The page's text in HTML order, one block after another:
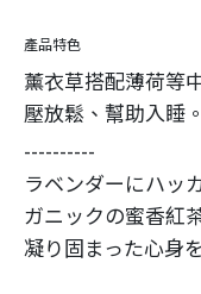
產品特色
薰衣草搭配薄荷等
壓放鬆、幫助入睡。
----------
ラベンダーにハッ
ガニックの蜜香紅
凝り固まった心身